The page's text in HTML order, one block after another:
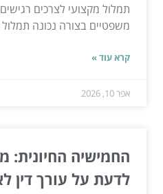
תמלול מקצועי לצרכים
משפטיים בצורה נכונה
קרא עוד »
אפר 10, 2026
החמישיה החיונית:
לדעת על עורך דין